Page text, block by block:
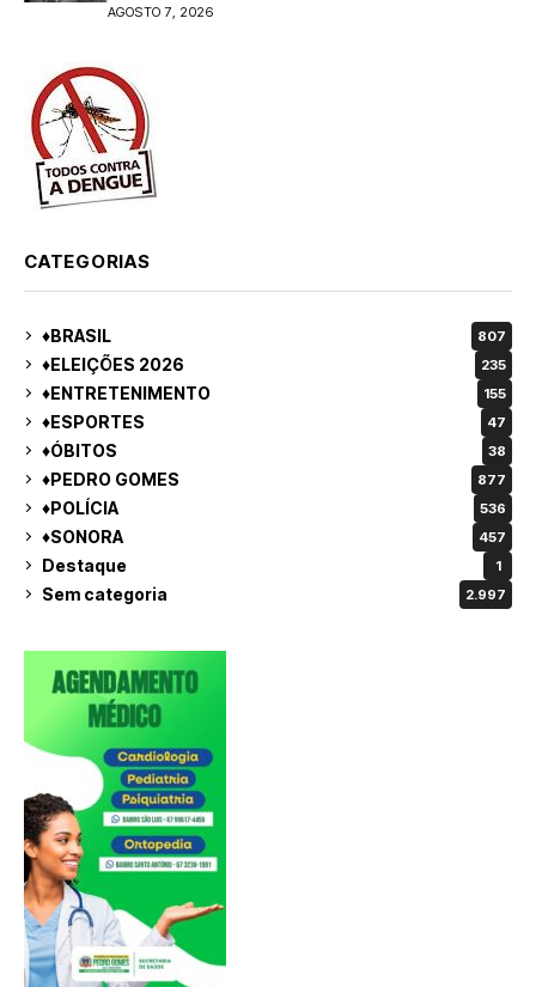
AGOSTO 7, 2026
CATEGORIAS
♦BRASIL 807
♦ELEIÇÕES 2026 235
♦ENTRETENIMENTO 155
♦ESPORTES 47
♦ÓBITOS 38
♦PEDRO GOMES 877
♦POLÍCIA 536
♦SONORA 457
Destaque 1
Sem categoria 2.997